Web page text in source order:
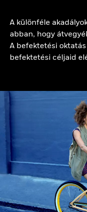
A különféle
abban, hogy
A befektetési
befektetési céljaid